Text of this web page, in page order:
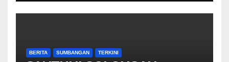
BERITA SUMBANGAN TERKINI